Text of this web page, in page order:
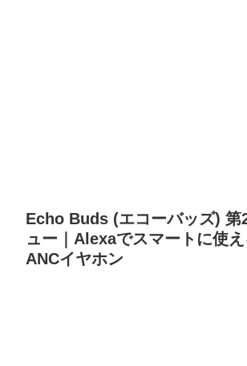
Echo Buds (エコーバッズ) 第
ュー｜Alexaでスマートに使
ANCイヤホン